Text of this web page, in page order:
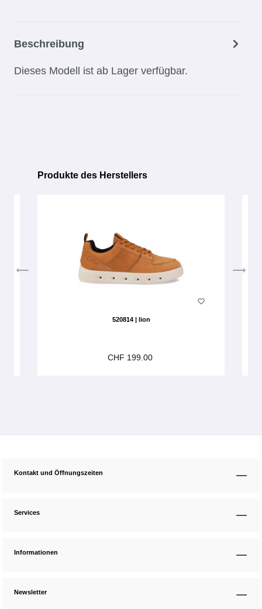
Beschreibung
Dieses Modell ist ab Lager verfügbar.
Produktgalerie überspringen
Produkte des Herstellers
520814 | lion
CHF 199.00
Kontakt und Öffnungszeiten
Services
Informationen
Newsletter